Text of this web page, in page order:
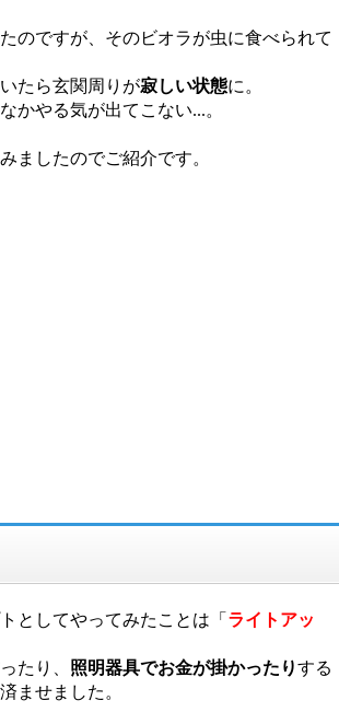
のですが、そのビオラが虫に食べられて
たら玄関周りが寂しい状態に。
かやる気が出てこない...。
ましたのでご紹介です。
としてやってみたことは「 ライトアッ
たり、 照明器具でお金が掛かったりする
ませました。